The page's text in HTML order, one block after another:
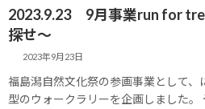
2023.9.23 9月事業run for
探せ～
2023年9月23日
福島潟自然文化祭の参画事業として
型のウォークラリーを企画しました